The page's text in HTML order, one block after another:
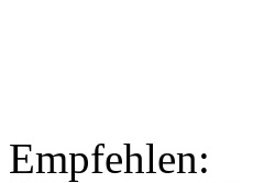
Empfehlen: